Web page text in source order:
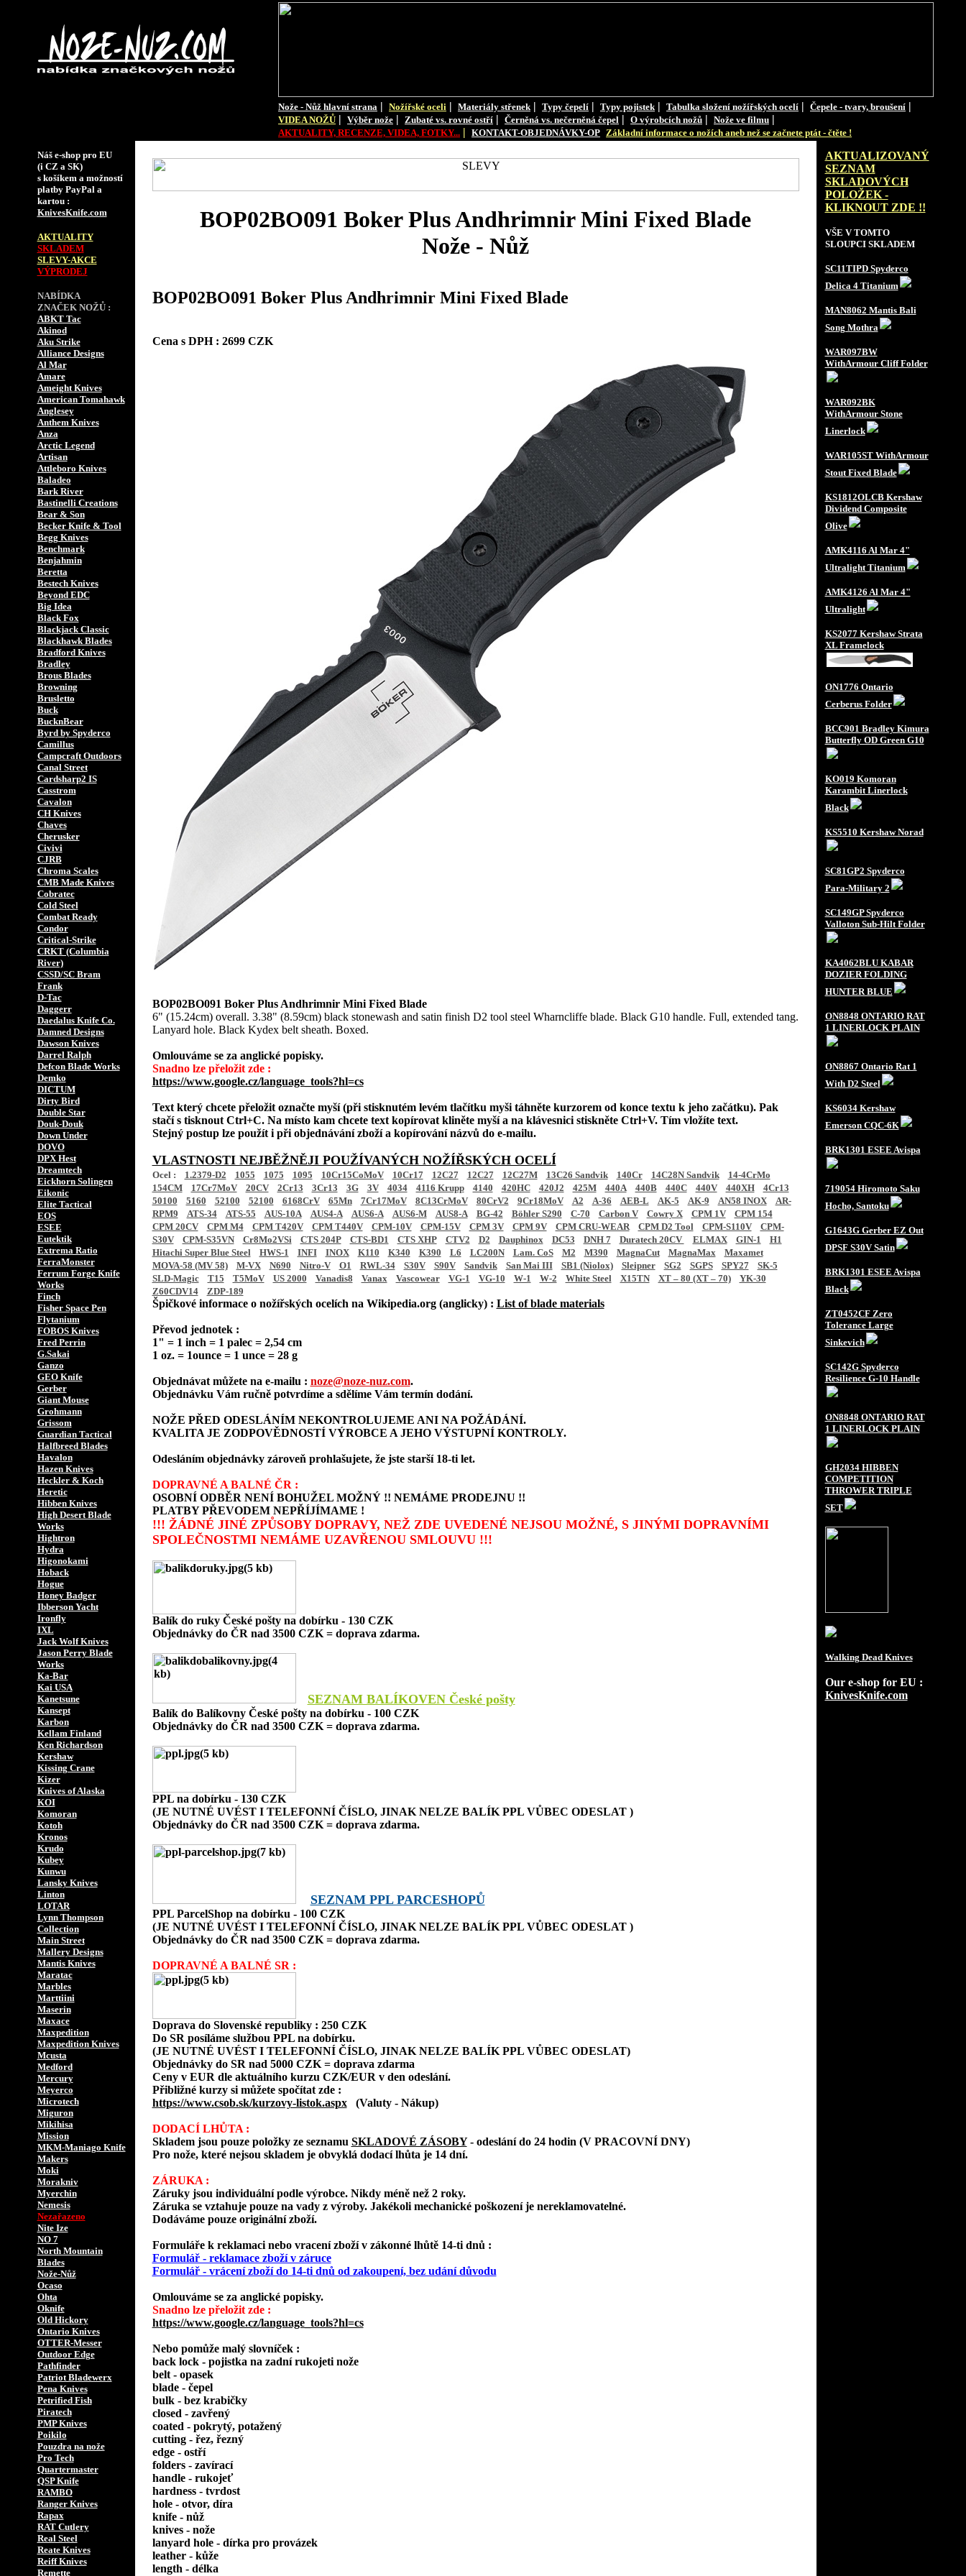
Nože - Nůž hlavní strana | Nožířské oceli | Materiály střenek | Typy čepelí | Typy pojistek | Tabulka složení nožířských ocelí | Čepele - tvary, broušení |
VIDEA NOŽŮ | Výběr nože | Zubaté vs. rovné ostří | Černěná vs. nečerněná čepel | O výrobcích nožů | Nože ve filmu |
AKTUALITY, RECENZE, VIDEA, FOTKY... | KONTAKT-OBJEDNÁVKY-OP Základní informace o nožích aneb než se začnete ptát - čtěte !
Náš e-shop pro EU
(i CZ a SK)
s košíkem a možností
platby PayPal a
kartou :
KnivesKnife.com
AKTUALITY
SKLADEM
SLEVY-AKCE
VÝPRODEJ
NABÍDKA
ZNAČEK NOŽŮ :
ABKT Tac
Akinod
Aku Strike
Alliance Designs
Al Mar
Amare
Ameight Knives
American Tomahawk
Anglesey
Anthem Knives
Anza
Arctic Legend
Artisan
Attleboro Knives
Baladeo
Bark River
Bastinelli Creations
Bear & Son
Becker Knife & Tool
Begg Knives
Benchmark
Benjahmin
Beretta
Bestech Knives
Beyond EDC
Big Idea
Black Fox
Blackjack Classic
Blackhawk Blades
Bradford Knives
Bradley
Brous Blades
Browning
Brusletto
Buck
BucknBear
Byrd by Spyderco
Camillus
Campcraft Outdoors
Canal Street
Cardsharp2 IS
Casstrom
Cavalon
CH Knives
Chaves
Cherusker
Civivi
CJRB
Chroma Scales
CMB Made Knives
Cobratec
Cold Steel
Combat Ready
Condor
Critical-Strike
CRKT (Columbia
River)
CSSD/SC Bram
Frank
D-Tac
Daggerr
Daedalus Knife Co.
Damned Designs
Dawson Knives
Darrel Ralph
Defcon Blade Works
Demko
DICTUM
Dirty Bird
Double Star
Douk-Douk
Down Under
DOVO
DPX Hest
Dreamtech
Eickhorn Solingen
Eikonic
Elite Tactical
EOS
ESEE
Eutektik
Extrema Ratio
FerraMonster
Ferrum Forge Knife
Works
Finch
Fisher Space Pen
Flytanium
FOBOS Knives
Fred Perrin
G.Sakai
Ganzo
GEO Knife
Gerber
Giant Mouse
Grohmann
Grissom
Guardian Tactical
Halfbreed Blades
Havalon
Hazen Knives
Heckler & Koch
Heretic
Hibben Knives
High Desert Blade
Works
Hightron
Hydra
Higonokami
Hoback
Hogue
Honey Badger
Ibberson Yacht
Ironfly
IXL
Jack Wolf Knives
Jason Perry Blade
Works
Ka-Bar
Kai USA
Kanetsune
Kansept
Karbon
Kellam Finland
Ken Richardson
Kershaw
Kissing Crane
Kizer
Knives of Alaska
KOI
Komoran
Kotoh
Kronos
Krudo
Kubey
Kunwu
Lansky Knives
Linton
LOTAR
Lynn Thompson
Collection
Main Street
Mallery Designs
Mantis Knives
Maratac
Marbles
Marttiini
Maserin
Maxace
Maxpedition
Maxpedition Knives
Mcusta
Medford
Mercury
Meyerco
Microtech
Miguron
Mikihisa
Mission
MKM-Maniago Knife
Makers
Moki
Morakniv
Myerchin
Nemesis
Nezařazeno
Nite Ize
NO 7
North Mountain
Blades
Nože-Nůž
Ocaso
Ohta
Oknife
Old Hickory
Ontario Knives
OTTER-Messer
Outdoor Edge
Pathfinder
Patriot Bladewerx
Pena Knives
Petrified Fish
Piratech
PMP Knives
Poikilo
Pouzdra na nože
Pro Tech
Quartermaster
QSP Knife
RAMBO
Ranger Knives
Rapax
RAT Cutlery
Real Steel
Reate Knives
Reiff Knives
Remette
BOP02BO091 Boker Plus Andhrimnir Mini Fixed Blade
Nože - Nůž
BOP02BO091 Boker Plus Andhrimnir Mini Fixed Blade
Cena s DPH : 2699 CZK
BOP02BO091 Boker Plus Andhrimnir Mini Fixed Blade
6" (15.24cm) overall. 3.38" (8.59cm) black stonewash and satin finish D2 tool steel Wharncliffe blade. Black G10 handle. Full, extended tang.
Lanyard hole. Black Kydex belt sheath. Boxed.
Omlouváme se za anglické popisky.
Snadno lze přeložit zde :
https://www.google.cz/language_tools?hl=cs
Text který chcete přeložit označte myší (při stisknutém levém tlačítku myši táhněte kurzorem od konce textu k jeho začátku). Pak
stačí s tisknout Ctrl+C. Na místo kam chcete text kopírovat kliněte myší a na klávesnici stiskněte Ctrl+V. Tím vložíte text.
Stejný postup lze použít i při objednávání zboží a kopírování názvů do e-mailu.
VLASTNOSTI NEJBĚŽNĚJI POUŽÍVANÝCH NOŽÍŘSKÝCH OCELÍ
Ocel : 1.2379-D2 1055 1075 1095 10Cr15CoMoV 10Cr17 12C27 12C27 12C27M 13C26 Sandvik 140Cr 14C28N Sandvik
14-4CrMo
154CM
17Cr7MoV 20CV 2Cr13 3Cr13 3G 3V 4034 4116 Krupp 4140 420HC 420J2 425M 440A 440B 440C 440V 440XH
4Cr13
50100
5160 52100 52100 6168CrV 65Mn 7Cr17MoV 8C13CrMoV 80CrV2 9Cr18MoV A2 A-36 AEB-L AK-5 AK-9 AN58 INOX
AR-
RPM9
ATS-34 ATS-55 AUS-10A AUS4-A AUS6-A AUS6-M AUS8-A BG-42 Böhler S290 C-70 Carbon V Cowry X CPM 1V
CPM 154
CPM 20CV
CPM M4 CPM T420V CPM T440V CPM-10V CPM-15V CPM 3V CPM 9V CPM CRU-WEAR CPM D2 Tool CPM-S110V
CPM-
S30V
CPM-S35VN Cr8Mo2VSi CTS 204P CTS-BD1 CTS XHP CTV2 D2 Dauphinox DC53 DNH 7 Duratech 20CV ELMAX GIN-1
H1
Hitachi Super Blue Steel
HWS-1 INFI INOX K110 K340 K390 L6 LC200N Lam. CoS M2 M390 MagnaCut MagnaMax
Maxamet
MOVA-58 (MV 58)
M-VX N690 Nitro-V O1 RWL-34 S30V S90V Sandvik San Mai III SB1 (Niolox) Sleipner SG2 SGPS SPY27
SK-5
SLD-Magic
T15 T5MoV US 2000 Vanadis8 Vanax Vascowear VG-1 VG-10 W-1 W-2 White Steel X15TN XT – 80 (XT – 70)
YK-30
Z60CDV14
ZDP-189
Špičkové informace o nožířských ocelích na Wikipedia.org (anglicky) : List of blade materials
Převod jednotek :
1" = 1 inch = 1 palec = 2,54 cm
1 oz. = 1ounce = 1 unce = 28 g
Objednávat můžete na e-mailu : noze@noze-nuz.com.
Objednávku Vám ručně potvrdíme a sdělíme Vám termín dodání.
NOŽE PŘED ODESLÁNÍM NEKONTROLUJEME ANI NA POŽÁDÁNÍ.
KVALITA JE ZODPOVĚDNOSTÍ VÝROBCE A JEHO VÝSTUPNÍ KONTROLY.
Odesláním objednávky zároveň prohlašujete, že jste starší 18-ti let.
DOPRAVNÉ A BALNÉ ČR :
OSOBNÍ ODBĚR NENÍ BOHUŽEL MOŽNÝ !! NEMÁME PRODEJNU !!
PLATBY PŘEVODEM NEPŘÍJÍMAME !
!!! ŽÁDNÉ JINÉ ZPŮSOBY DOPRAVY, NEŽ ZDE UVEDENÉ NEJSOU MOŽNÉ, S JINÝMI DOPRAVNÍMI
SPOLEČNOSTMI NEMÁME UZAVŘENOU SMLOUVU !!!
Balík do ruky České pošty na dobírku - 130 CZK
Objednávky do ČR nad 3500 CZK = doprava zdarma.
SEZNAM BALÍKOVEN České pošty
Balík do Balíkovny České pošty na dobírku - 100 CZK
Objednávky do ČR nad 3500 CZK = doprava zdarma.
PPL na dobírku - 130 CZK
(JE NUTNÉ UVÉST I TELEFONNÍ ČÍSLO, JINAK NELZE BALÍK PPL VŮBEC ODESLAT )
Objednávky do ČR nad 3500 CZK = doprava zdarma.
SEZNAM PPL PARCESHOPŮ
PPL ParcelShop na dobírku - 100 CZK
(JE NUTNÉ UVÉST I TELEFONNÍ ČÍSLO, JINAK NELZE BALÍK PPL VŮBEC ODESLAT )
Objednávky do ČR nad 3500 CZK = doprava zdarma.
DOPRAVNÉ A BALNÉ SR :
Doprava do Slovenské republiky : 250 CZK
Do SR posíláme službou PPL na dobírku.
(JE NUTNÉ UVÉST I TELEFONNÍ ČÍSLO, JINAK NELZE BALÍK PPL VŮBEC ODESLAT)
Objednávky do SR nad 5000 CZK = doprava zdarma
Ceny v EUR dle aktuálního kurzu CZK/EUR v den odeslání.
Přibližné kurzy si můžete spočítat zde :
https://www.csob.sk/kurzovy-listok.aspx
(Valuty - Nákup)
DODACÍ LHŮTA :
Skladem jsou pouze položky ze seznamu SKLADOVÉ ZÁSOBY - odeslání do 24 hodin (V PRACOVNÍ DNY)
Pro nože, které nejsou skladem je obvyklá dodací lhůta je 14 dní.
ZÁRUKA :
Záruky jsou individuální podle výrobce. Nikdy méně než 2 roky.
Záruka se vztahuje pouze na vady z výroby. Jakékoli mechanické poškození je nereklamovatelné.
Dodáváme pouze originální zboží.
Formuláře k reklamaci nebo vracení zboží v zákonné lhůtě 14-ti dnů :
Formulář - reklamace zboží v záruce
Formulář - vrácení zboží do 14-ti dnů od zakoupení, bez udání důvodu
Omlouváme se za anglické popisky.
Snadno lze přeložit zde :
https://www.google.cz/language_tools?hl=cs
Nebo pomůže malý slovníček :
back lock - pojistka na zadní rukojeti nože
belt - opasek
blade - čepel
bulk - bez krabičky
closed - zavřený
coated - pokrytý, potažený
cutting - řez, řezný
edge - ostří
folders - zavírací
handle - rukojeť
hardness - tvrdost
hole - otvor, díra
knife - nůž
knives - nože
lanyard hole - dírka pro provázek
leather - kůže
length - délka
AKTUALIZOVANÝ
SEZNAM
SKLADOVÝCH
POLOŽEK -
KLIKNOUT ZDE !!
VŠE V TOMTO
SLOUPCI SKLADEM
SC11TIPD Spyderco
Delica 4 Titanium
MAN8062 Mantis Bali
Song Mothra
WAR097BW
WithArmour Cliff Folder
WAR092BK
WithArmour Stone
Linerlock
WAR105ST WithArmour
Stout Fixed Blade
KS1812OLCB Kershaw
Dividend Composite
Olive
AMK4116 Al Mar 4"
Ultralight Titanium
AMK4126 Al Mar 4"
Ultralight
KS2077 Kershaw Strata
XL Framelock
ON1776 Ontario
Cerberus Folder
BCC901 Bradley Kimura
Butterfly OD Green G10
KO019 Komoran
Karambit Linerlock
Black
KS5510 Kershaw Norad
SC81GP2 Spyderco
Para-Military 2
SC149GP Spyderco
Valloton Sub-Hilt Folder
KA4062BLU KABAR
DOZIER FOLDING
HUNTER BLUE
ON8848 ONTARIO RAT
1 LINERLOCK PLAIN
ON8867 Ontario Rat 1
With D2 Steel
KS6034 Kershaw
Emerson CQC-6K
BRK1301 ESEE Avispa
719054 Hiromoto Saku
Hocho, Santoku
G1643G Gerber EZ Out
DPSF S30V Satin
BRK1301 ESEE Avispa
Black
ZT0452CF Zero
Tolerance Large
Sinkevich
SC142G Spyderco
Resilience G-10 Handle
ON8848 ONTARIO RAT
1 LINERLOCK PLAIN
GH2034 HIBBEN
COMPETITION
THROWER TRIPLE
SET
Walking Dead Knives
Our e-shop for EU :
KnivesKnife.com